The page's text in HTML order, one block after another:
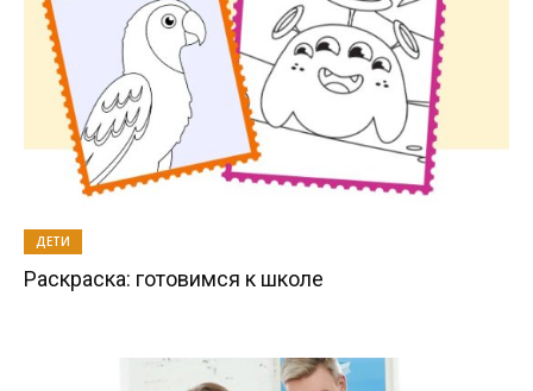
ДЕТИ
Раскраска: готовимся к школе